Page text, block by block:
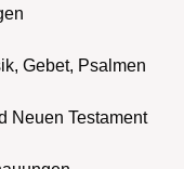
Gebet, Psalmen
Neuen Testament